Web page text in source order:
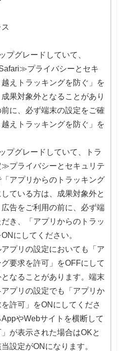
グレードしていて、
プライバシーとセキ
えトラッキングを防ぐ」を
果対象外となることがあり
に、必ず端末の設定をご確
えトラッキングを防ぐ」を
プグレードしていて、トラ
≫プライバシーとセキュリテ
アプリからのトラッキング
ている方は、成果対象外と
告をご利用の前に、必ず端
き、「アプリからのトラッ
にしてください。
プリの設定においても「ア
要求を許可」をOFFにして
なることがあります。端末
プリの設定でも「アプリか
許可」をONにしてくださ
やWebサイトを横断して
が表示された場合はOKと
設定がONになります。